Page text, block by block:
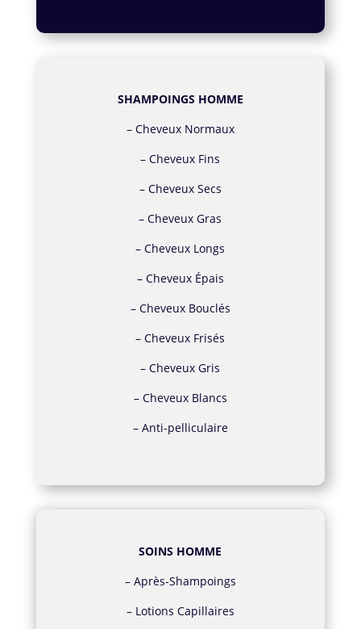
SHAMPOINGS HOMME
– Cheveux Normaux
–Cheveux Fins
– Cheveux Secs
–Cheveux Gras
–Cheveux Longs
– Cheveux Épais
– Cheveux Bouclés
–Cheveux Frisés
–Cheveux Gris
– Cheveux Blancs
– Anti-pelliculaire
SOINS HOMME
– Après-Shampoings
– Lotions Capillaires